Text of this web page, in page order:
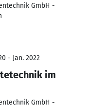
GmbH -
- Jan. 2022
im
GmbH -